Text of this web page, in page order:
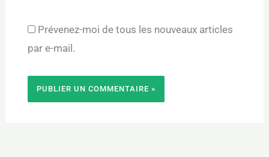
Prévenez-moi de tous les nouveaux articles
par e-mail.